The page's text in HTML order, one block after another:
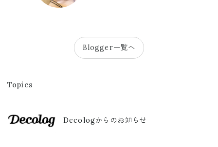
Blogger一覧へ
Topics
Decologからのお知らせ